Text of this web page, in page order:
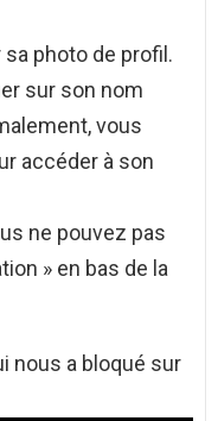
photo de profil.
sur son nom
vous
accéder à son
ne pouvez pas
» en bas de la
nous a bloqué sur